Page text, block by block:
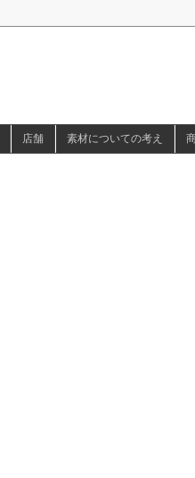
店舗 素材についての考え